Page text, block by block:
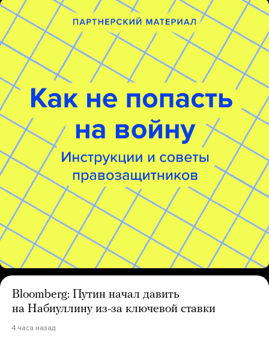
Bloomberg: Путин начал давить
на Набиуллину из-за ключевой ставки
4 часа назад